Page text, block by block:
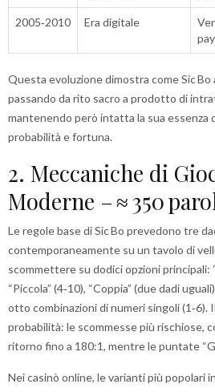
2005‑2010 Era digitale
Questa evoluzione dimostra come Sic
passando da rito sacro a prodotto di
mantenendo però intatta la sua essenza
probabilità e fortuna.
2. Meccaniche di
Moderne – ≈ 350
Le regole base di Sic Bo prevedono tre
contemporaneamente su un tavolo di
scommettere su dodici opzioni principali:
“Piccola” (4‑10), “Coppia” (due dadi
otto combinazioni di numeri singoli (1‑6).
probabilità: le scommesse più rischiose,
ritorno fino a 180:1, mentre le puntate
Nei casinò online, le varianti più popolari